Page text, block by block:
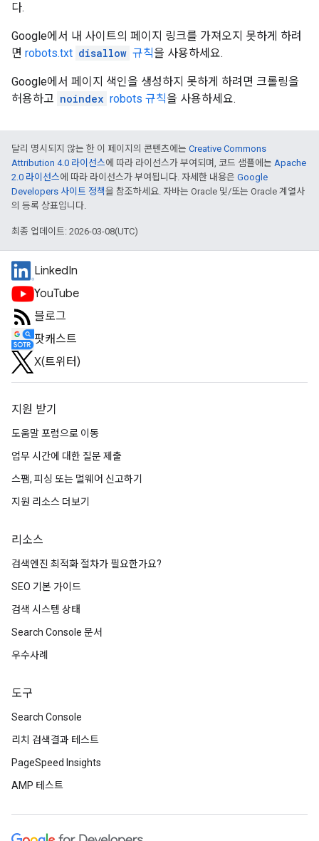
다.
Google에서 내 사이트의 페이지 링크를 가져오지 못하게 하려
면 robots.txt disallow 규칙을 사용하세요.
Google에서 페이지 색인을 생성하지 못하게 하려면 크롤링을
허용하고 noindex robots 규칙을 사용하세요.
달리 명시되지 않는 한 이 페이지의 콘텐츠에는 Creative Commons
Attribution 4.0 라이선스에 따라 라이선스가 부여되며, 코드 샘플에는 Apache
2.0 라이선스에 따라 라이선스가 부여됩니다. 자세한 내용은 Google
Developers 사이트 정책을 참조하세요. 자바는 Oracle 및/또는 Oracle 계열사
의 등록 상표입니다.
최종 업데이트: 2026-03-08(UTC)
LinkedIn
YouTube
블로그
팟캐스트
X(트위터)
지원 받기
도움말 포럼으로 이동
업무 시간에 대한 질문 제출
스팸, 피싱 또는 멀웨어 신고하기
지원 리소스 더보기
리소스
검색엔진 최적화 절차가 필요한가요?
SEO 기본 가이드
검색 시스템 상태
Search Console 문서
우수사례
도구
Search Console
리치 검색결과 테스트
PageSpeed Insights
AMP 테스트